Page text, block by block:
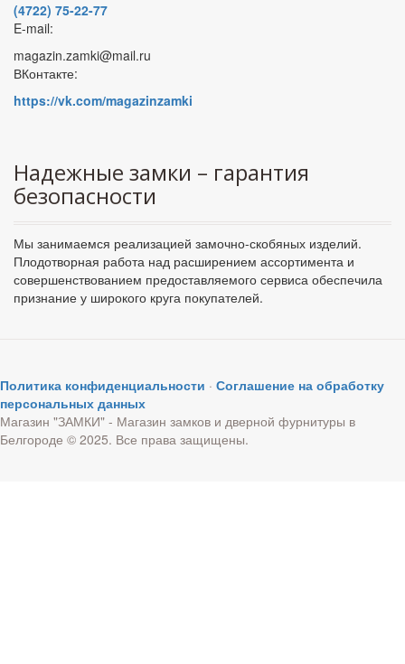
(4722) 75-22-77
E-mail:
magazin.zamki@mail.ru
ВКонтакте:
https://vk.com/magazinzamki
Надежные замки – гарантия
безопасности
Мы занимаемся реализацией замочно-скобяных изделий.
Плодотворная работа над расширением ассортимента и
совершенствованием предоставляемого сервиса обеспечила
признание у широкого круга покупателей.
Политика конфиденциальности · Соглашение на обработку
персональных данных
Магазин "ЗАМКИ" - Магазин замков и дверной фурнитуры в
Белгороде © 2025. Все права защищены.